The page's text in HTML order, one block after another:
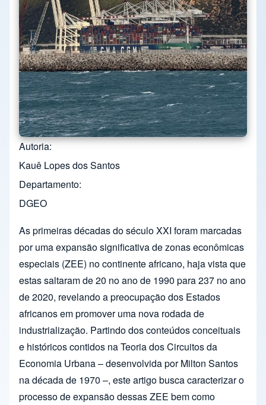
Autoria
Kauê Lopes dos Santos
Departamento
DGEO
As primeiras décadas do século XXI foram marcadas
por uma expansão significativa de zonas econômicas
especiais (ZEE) no continente africano, haja vista que
estas saltaram de 20 no ano de 1990 para 237 no ano
de 2020, revelando a preocupação dos Estados
africanos em promover uma nova rodada de
industrialização. Partindo dos conteúdos conceituais
e históricos contidos na Teoria dos Circuitos da
Economia Urbana – desenvolvida por Milton Santos
na década de 1970 –, este artigo busca caracterizar o
processo de expansão dessas ZEE bem como